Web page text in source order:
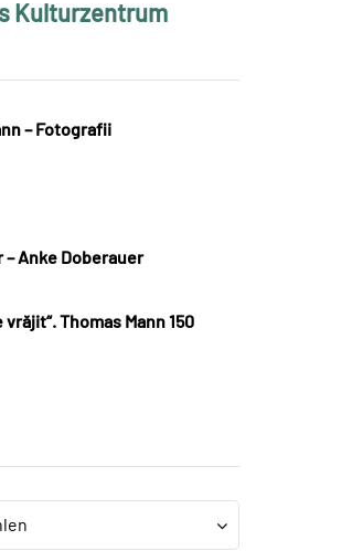
Kulturzentrum
– Fotografii
Anke Doberauer
Thomas Mann 150